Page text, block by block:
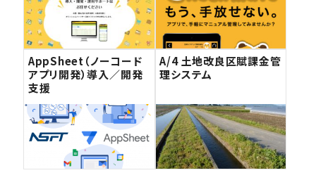
AppSheet（ノーコード
アプリ開発）導入／開発
支援
A/4 土地改良区賦課金管
理システム